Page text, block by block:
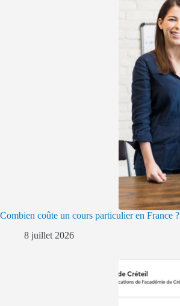
Combien coûte un cours particulier en France ?
8 juillet 2026